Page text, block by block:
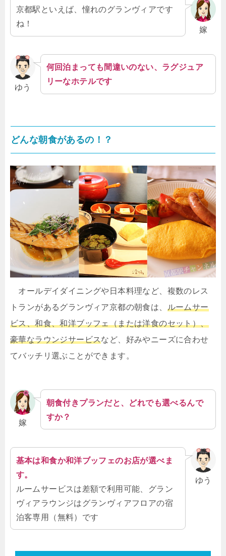
嫁
京都駅といえば、憧れのグランヴィアです
ね！
ゆう
何回泊まっても間違いのない、ラグジュア
リーなホテルです
どんな朝食があるの！？
オールデイダイニングや日本料理など、複数のレス
トランがあるグランヴィア京都の朝食は、 ルームサー
ビス、和食、和洋ブッフェ（または洋食のセット）、
豪華なラウンジサービスなど、好みやニーズに合わせ
てバッチリ選ぶことができます。
嫁
朝食付きプランだと、どれでも選べるんで
すか？
ゆう
基本は和食か和洋ブッフェのお店が選べま
す。
ルームサービスは差額で利用可能、グラン
ヴィアラウンジはグランヴィアフロアの宿
泊客専用（無料）です